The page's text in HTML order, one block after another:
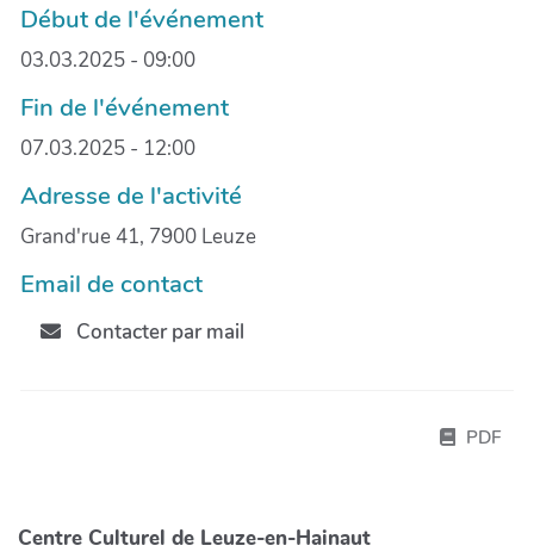
Début de l'événement
03.03.2025 - 09:00
Fin de l'événement
07.03.2025 - 12:00
Adresse de l'activité
Grand'rue 41, 7900 Leuze
Email de contact
Contacter par mail
PDF
Centre Culturel de Leuze-en-Hainaut